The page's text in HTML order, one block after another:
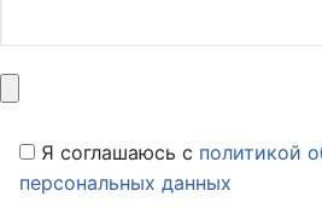
Я соглашаюсь c политикой
персональных данных